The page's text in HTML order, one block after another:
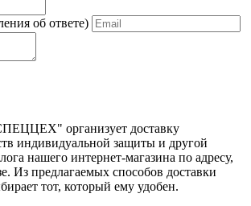
об ответе)
организует доставку
индивидуальной защиты и другой
нашего интернет-магазина по адресу,
Из предлагаемых способов доставки
тот, который ему удобен.